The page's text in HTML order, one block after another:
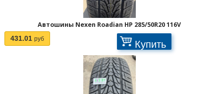
Автошины Nexen Roadian HP 285/50R20 116V
431.01 руб Купить